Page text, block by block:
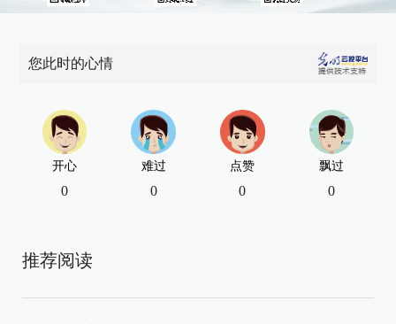
您此时的心情
开心
0
难过
0
点赞
0
飘过
0
推荐阅读